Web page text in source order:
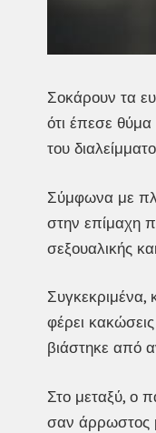
Σοκάρουν τα
ότι έπεσε
του
Σύμφωνα με
στην επίμαχη
σεξουαλικής
Συγκεκριμένα,
φέρει
βιάστηκε από
Στο μεταξύ, ο
σαν άρρωστος